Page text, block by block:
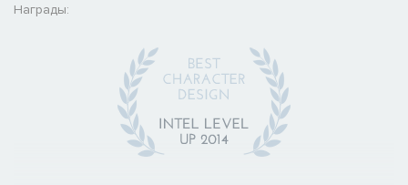
Награды: